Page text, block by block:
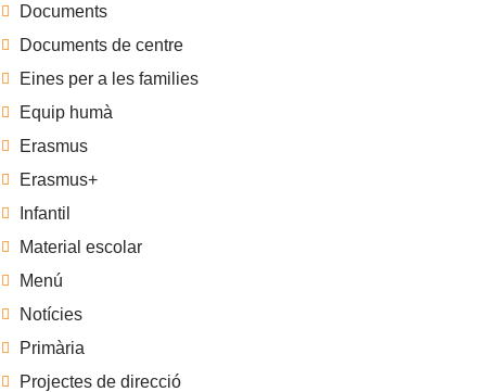
Documents
Documents de centre
Eines per a les families
Equip humà
Erasmus
Erasmus+
Infantil
Material escolar
Menú
Notícies
Primària
Projectes de direcció